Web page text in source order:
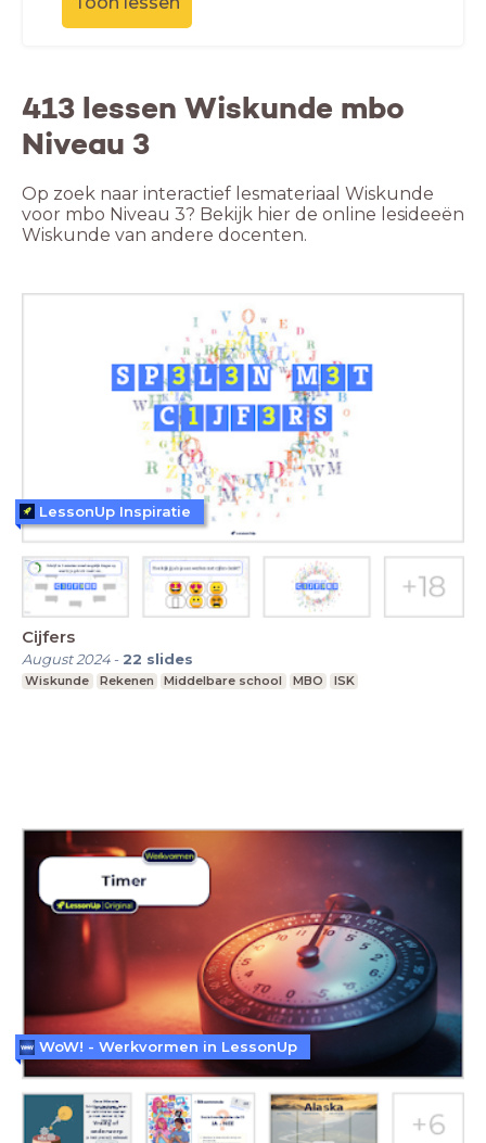
413 lessen Wiskunde mbo
Niveau 3
Op zoek naar interactief lesmateriaal Wiskunde
voor mbo Niveau 3? Bekijk hier de online lesideeën
Wiskunde van andere docenten.
Cijfers
August 2024- 22 slides
Wiskunde Rekenen Middelbare school MBO ISK
LessonUp Inspiratie
WoW! - Werkvormen in LessonUp